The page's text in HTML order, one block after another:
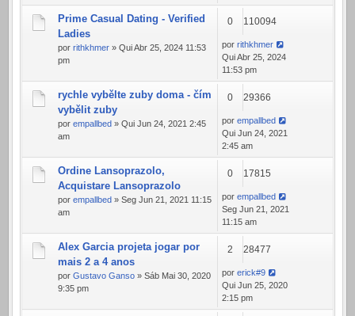
Prime Сasual Dating - Verified
Ladies
por rithkhmer » Qui Abr 25, 2024 11:53
pm
0 110094
por rithkhmer
Qui Abr 25, 2024
11:53 pm
rychle vybělte zuby doma - čím
vybělit zuby
por empallbed » Qui Jun 24, 2021 2:45
am
0 29366
por empallbed
Qui Jun 24, 2021
2:45 am
Ordine Lansoprazolo,
Acquistare Lansoprazolo
por empallbed » Seg Jun 21, 2021 11:15
am
0 17815
por empallbed
Seg Jun 21, 2021
11:15 am
Alex Garcia projeta jogar por
mais 2 a 4 anos
por Gustavo Ganso » Sáb Mai 30, 2020
9:35 pm
2 28477
por erick#9
Qui Jun 25, 2020
2:15 pm